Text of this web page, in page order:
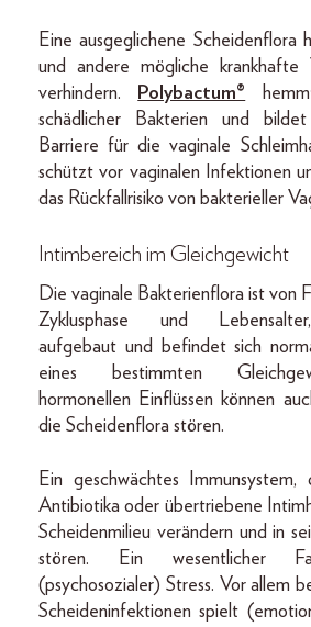
Eine ausgeglichene Scheidenflora
und andere mögliche krankhafte
verhindern.
Polybactum®
schädlicher Bakterien und
Barriere für die vaginale
schützt vor vaginalen Infektionen
das Rückfallrisiko von bakterieller
Intimbereich im Gleichgewicht
Die vaginale Bakterienflora ist von
Zyklusphase und
aufgebaut und befindet sich
eines bestimmten
hormonellen Einflüssen können
die Scheidenflora stören.
Ein geschwächtes
Antibiotika oder übertriebene
Scheidenmilieu verändern und in
stören. Ein wesentlicher
(psychosozialer) Stress. Vor allem
Scheideninfektionen spielt